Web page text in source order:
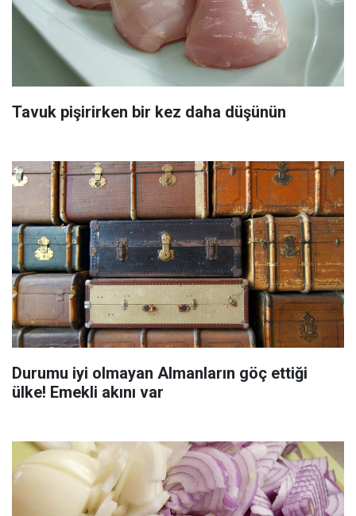
Tavuk pişirirken bir kez daha düşünün
Durumu iyi olmayan Almanların göç ettiği
ülke! Emekli akını var